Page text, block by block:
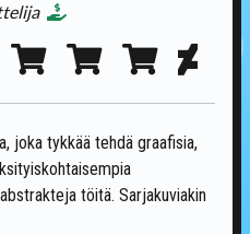
joka tykkää tehdä graafisia,
töitä. Sarjakuviakin